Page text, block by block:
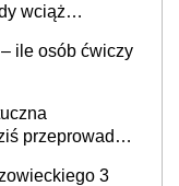
wciąż
ile osób ćwiczy
przeprowadzić
3